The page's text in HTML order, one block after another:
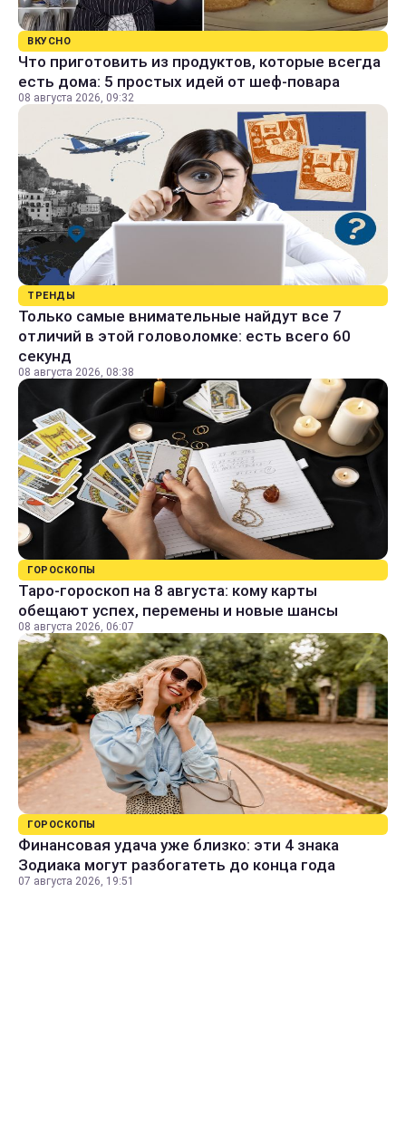
ВКУСНО
Что приготовить из продуктов, которые всегда
есть дома: 5 простых идей от шеф-повара
08 августа 2026, 09:32
ТРЕНДЫ
Только самые внимательные найдут все 7
отличий в этой головоломке: есть всего 60
секунд
08 августа 2026, 08:38
ГОРОСКОПЫ
Таро-гороскоп на 8 августа: кому карты
обещают успех, перемены и новые шансы
08 августа 2026, 06:07
ГОРОСКОПЫ
Финансовая удача уже близко: эти 4 знака
Зодиака могут разбогатеть до конца года
07 августа 2026, 19:51